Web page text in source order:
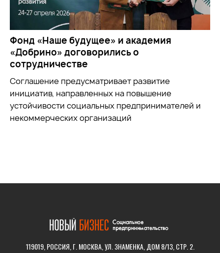
Фонд «Наше будущее» и академия
«Добрино» договорились о
сотрудничестве
Соглашение предусматривает развитие
инициатив, направленных на повышение
устойчивости социальных предпринимателей и
некоммерческих организаций
119019, РОССИЯ, Г. МОСКВА, УЛ. ЗНАМЕНКА, ДОМ 8/13, СТР. 2.